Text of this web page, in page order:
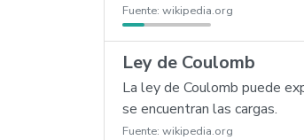
Fuente: wikipedia.org
Ley de Coulomb
La ley de Coulomb puede
se encuentran las cargas.
Fuente: wikipedia.org